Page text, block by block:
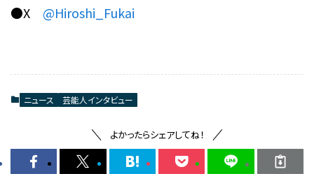
●X @Hiroshi_Fukai
ニュース 芸能人インタビュー
よかったらシェアしてね！